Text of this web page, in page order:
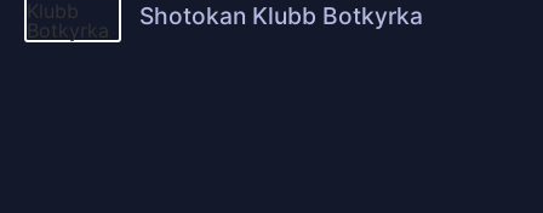
Shotokan Klubb Botkyrka